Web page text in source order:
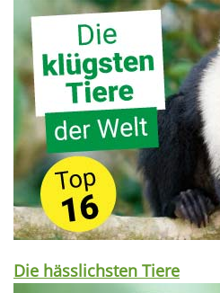
Die hässlichsten Tiere